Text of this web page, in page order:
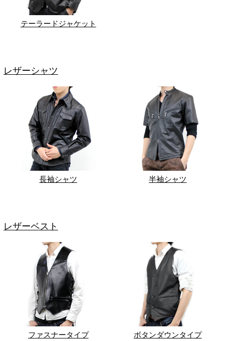
テーラードジャケット
レザーシャツ
長袖シャツ 半袖シャツ
レザーベスト
ファスナータイプ ボタンダウンタイプ